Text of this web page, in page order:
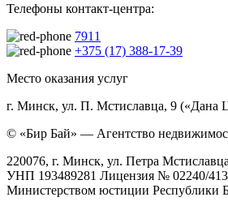
Телефоны контакт-центра:
7911
+375 (17) 388-17-39
Место оказания услуг
г. Минск, ул. П. Мстиславца, 9 («Дана
© «Бир Бай» — Агентство
220076, г. Минск, ул. Петра
УНП 193489281 Лицензия № 02240/
Министерством юстиции Республики